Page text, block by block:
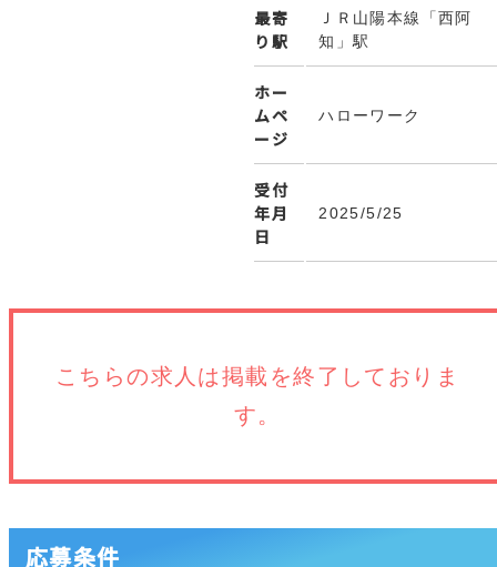
最寄
り駅
ＪＲ山陽本線「西阿
知」駅
ホー
ムペ
ージ
ハローワーク
受付
年月
日
2025/5/25
こちらの求人は掲載を終了しておりま
す。
応募条件